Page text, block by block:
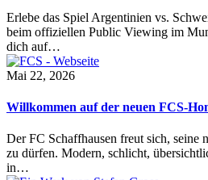
Erlebe das Spiel Argentinien vs.
beim offiziellen Public Viewing im
dich auf…
Mai 22, 2026
Willkommen auf der neuen FCS-
Der FC Schaffhausen freut sich, seine
zu dürfen. Modern, schlicht,
in…